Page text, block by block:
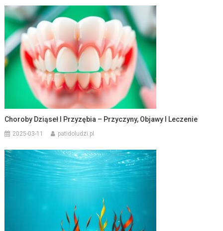
Choroby Dziąseł I Przyzębia – Przyczyny, Objawy I Leczenie
2025-03-11 patidoludzi.pl